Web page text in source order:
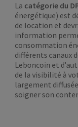
La catégorie du
énergétique) est
de location et
information
consommation
différents canaux
Leboncoin et
de la visibilité à
largement
soigner son